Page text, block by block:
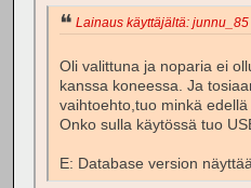
Lainaus käyttäjältä:
Oli valittuna ja noparia ei
kanssa koneessa. Ja
vaihtoehto,tuo minkä edellä
Onko sulla käytössä tuo
E: Database version